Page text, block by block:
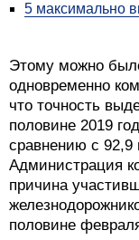
5 максимально
Этому можно
одновременно
что точность
половине 2019
сравнению с 92,9
Администрация
причина
половине